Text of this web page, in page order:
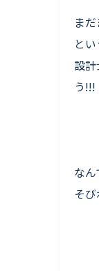
ま
と
設
う!!!
な
そ